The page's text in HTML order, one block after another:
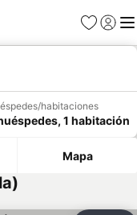
Favoritos
Iniciar
habitaciones
1 habitación
Mapa